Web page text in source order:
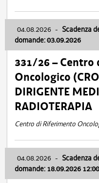
04.08.2026 - Scadenza
domande: 03.09.2026
331/26 –
Oncologico
DIRIGENTE
RADIOTERAPIA
Centro di Riferimento
04.08.2026 - Scadenza
domande: 18.09.2026 12:00